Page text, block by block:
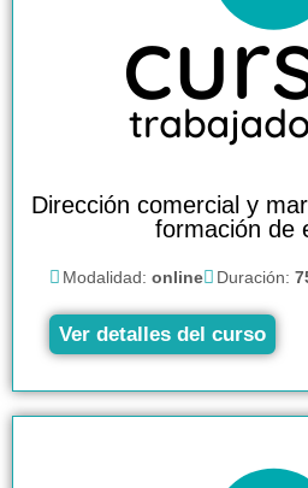
Dirección comercial y
formación de
Modalidad: online Duración:
Ver detalles del curso